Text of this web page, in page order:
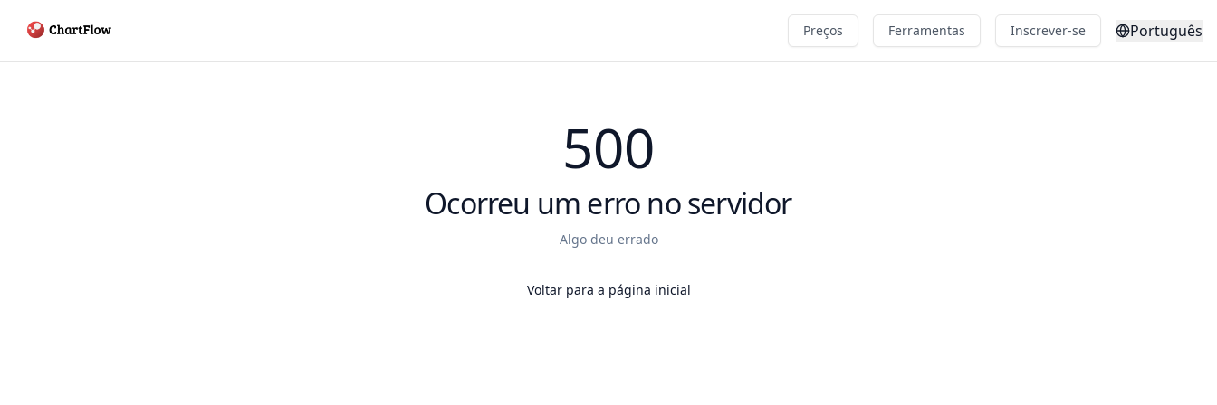
Preços Ferramentas Inscrever-se Português
500
Ocorreu um erro no servidor
Algo deu errado
Voltar para a página inicial